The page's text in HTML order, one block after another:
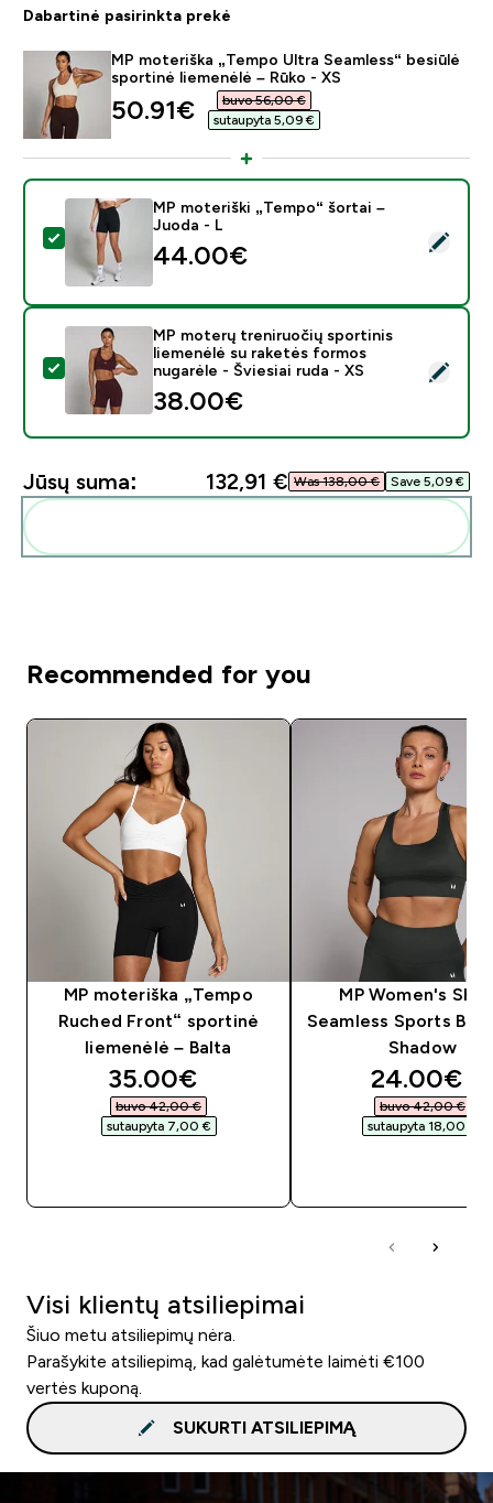
Dabartinė pasirinkta prekė
MP moteriška „Tempo Ultra Seamless“ besiūlė
sportinė liemenėlė – Rūko - XS
discounted price
50.91€‎
buvo 56,00 €‎
sutaupyta 5,09 €‎
Pasirinkti šį produktą - MP moteriški „Tempo“ šortai –
MP moteriški „Tempo“ šortai –
Juoda - L
44.00€‎
Pasirinkti šį produktą - MP moterų treniruočių
MP moterų treniruočių sportinis
liemenėlė su raketės formos
nugarėle - Šviesiai ruda - XS
38.00€‎
Jūsų suma: 132,91 €‎ Was 138,00 €‎ Save 5,09 €‎
Recommended for you
MP moteriška „Tempo
Ruched Front“ sportinė
liemenėlė – Balta
discounted price
35.00€‎
buvo 42,00 €‎
sutaupyta 7,00 €‎
MP Women's
Seamless Sports Bra
Shadow
24.00€‎
buvo 42,00 €‎
sutaupyta 18,00 €‎
Visi klientų atsiliepimai
Šiuo metu atsiliepimų nėra.
Parašykite atsiliepimą, kad galėtumėte laimėti €100
vertės kuponą.
SUKURTI ATSILIEPIMĄ